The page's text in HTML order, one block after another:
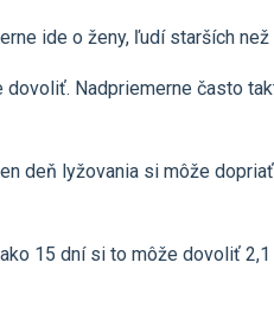
ide o ženy, ľudí starších
Nadpriemerne často
deň lyžovania si môže
15 dní si to môže dovoliť